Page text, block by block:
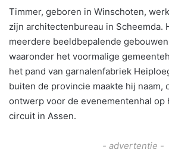
Timmer, geboren in Winschoten,
zijn architectenbureau in Scheemda.
meerdere beeldbepalende
waaronder het voormalige
het pand van garnalenfabriek
buiten de provincie maakte hij naam,
ontwerp voor de evenementenhal op
circuit in Assen.
- advertentie -